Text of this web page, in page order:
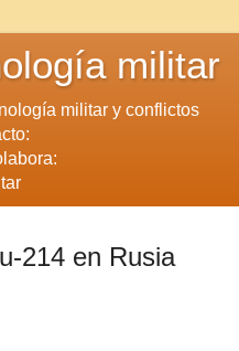
militar
militar y conflictos
214 en Rusia